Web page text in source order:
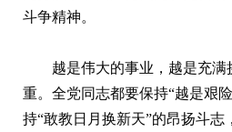
斗争精神。
越是伟大的事业，越是充满
重。全党同志都要保持“越是艰
持“敢教日月换新天”的昂扬斗志